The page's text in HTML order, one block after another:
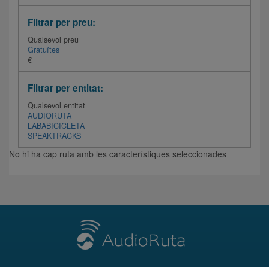
Filtrar per preu:
Qualsevol preu
Gratuïtes
€
Filtrar per entitat:
Qualsevol entitat
AUDIORUTA
LABABICICLETA
SPEAKTRACKS
No hi ha cap ruta amb les característiques seleccionades